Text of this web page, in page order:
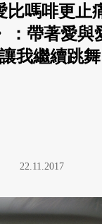
比嗎啡更止
：帶著愛與
我繼續跳舞
22.11.2017